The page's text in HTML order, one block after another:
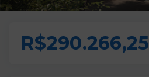
R$290.266,25